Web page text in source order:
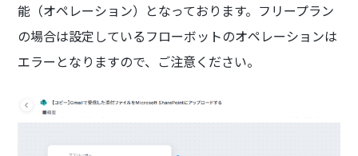
能（オペレーション）となっております。フリープラン
の場合は設定しているフローボットのオペレーションは
エラーとなりますので、ご注意ください。